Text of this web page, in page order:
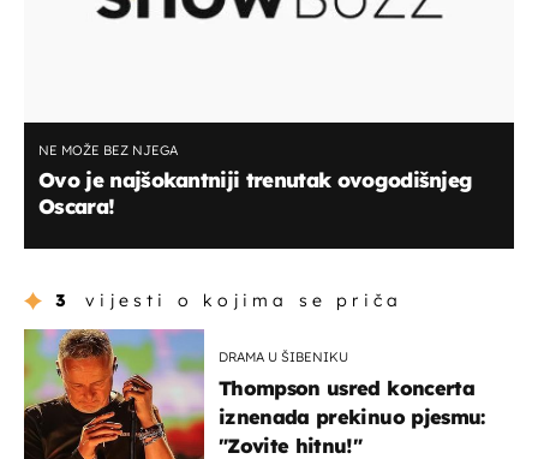
NE MOŽE BEZ NJEGA
Ovo je najšokantniji trenutak ovogodišnjeg
Oscara!
3 vijesti o kojima se priča
DRAMA U ŠIBENIKU
Thompson usred koncerta
iznenada prekinuo pjesmu:
"Zovite hitnu!"